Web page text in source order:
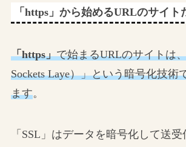
「https」から始めるURLのサイト
「https」で始まるURLのサイトは
Sockets Laye）」という暗号化技術
ます。
「SSL」はデータを暗号化して送